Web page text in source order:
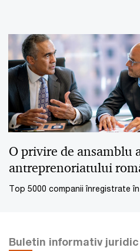
O privire de ansamblu
antreprenoriatului
Top 5000 companii înregistrate în
Buletin informativ